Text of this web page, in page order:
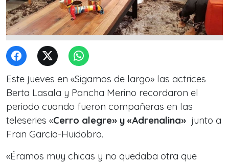
Este jueves en «Sigamos de largo» las actrices
Berta Lasala y Pancha Merino recordaron el
periodo cuando fueron compañeras en las
teleseries «Cerro alegre» y «Adrenalina» junto a
Fran García-Huidobro.
«Éramos muy chicas y no quedaba otra que